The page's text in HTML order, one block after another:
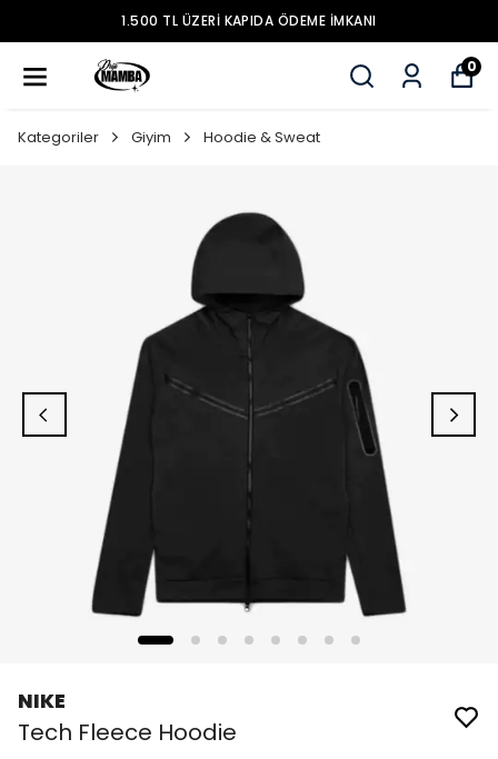
MOBİL UYGULAMAMIZ YAYINDA
0
Kategoriler Giyim Hoodie & Sweat
NIKE
Tech Fleece Hoodie